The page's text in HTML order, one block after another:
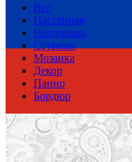
Все
Настенная
Напольная
Ступени
Мозаика
Декор
Панно
Бордюр